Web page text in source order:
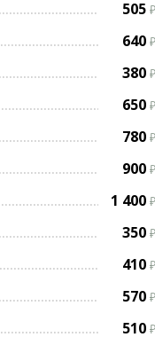
505
640
380
650
780
900
1 400
350
410
570
510